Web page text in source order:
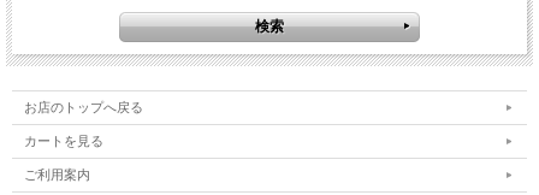
お店のトップへ戻る
カートを見る
ご利用案内